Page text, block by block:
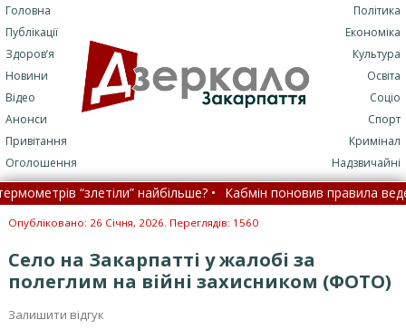
Головна
Публікації
Здоров’я
Новини
Відео
Анонси
Привітання
Оголошення
Політика
Економіка
Культура
Освіта
Соціо
Спорт
Кримінал
Надзвичайні
“злетіли” найбільше? • Кабмін поновив правила ведення
забрала життя ще одного закарпатця (ФОТО) •
Опубліковано: 26 Січня, 2026. Переглядів: 1560
Село на Закарпатті у жалобі за
полеглим на війні захисником (ФОТО)
Залишити відгук